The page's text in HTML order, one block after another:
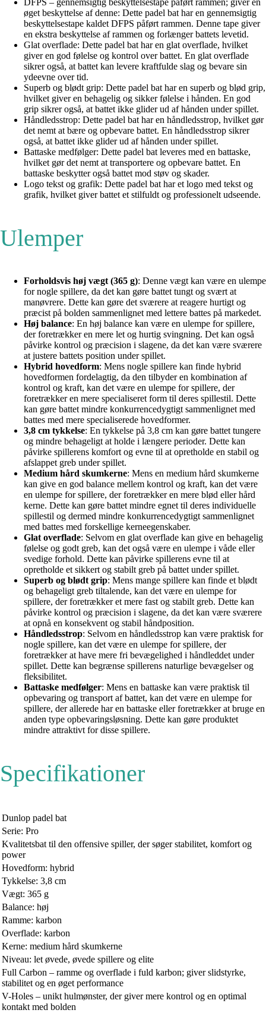
DFPS – gennemsigtig beskyttelsestape påført rammen; giver en
øget beskyttelse af denne: Dette padel bat har en gennemsigtig
beskyttelsestape kaldet DFPS påført rammen. Denne tape giver
en ekstra beskyttelse af rammen og forlænger battets levetid.
Glat overflade: Dette padel bat har en glat overflade, hvilket
giver en god følelse og kontrol over battet. En glat overflade
sikrer også, at battet kan levere kraftfulde slag og bevare sin
ydeevne over tid.
Superb og blødt grip: Dette padel bat har en superb og blød grip,
hvilket giver en behagelig og sikker følelse i hånden. En god
grip sikrer også, at battet ikke glider ud af hånden under spillet.
Håndledsstrop: Dette padel bat har en håndledsstrop, hvilket gør
det nemt at bære og opbevare battet. En håndledsstrop sikrer
også, at battet ikke glider ud af hånden under spillet.
Battaske medfølger: Dette padel bat leveres med en battaske,
hvilket gør det nemt at transportere og opbevare battet. En
battaske beskytter også battet mod støv og skader.
Logo tekst og grafik: Dette padel bat har et logo med tekst og
grafik, hvilket giver battet et stilfuldt og professionelt udseende.
Ulemper
Forholdsvis høj vægt (365 g): Denne vægt kan være en ulempe
for nogle spillere, da det kan gøre battet tungt og svært at
manøvrere. Dette kan gøre det sværere at reagere hurtigt og
præcist på bolden sammenlignet med lettere battes på markedet.
Høj balance: En høj balance kan være en ulempe for spillere,
der foretrækker en mere let og hurtig svingning. Det kan også
påvirke kontrol og præcision i slagene, da det kan være sværere
at justere battets position under spillet.
Hybrid hovedform: Mens nogle spillere kan finde hybrid
hovedformen fordelagtig, da den tilbyder en kombination af
kontrol og kraft, kan det være en ulempe for spillere, der
foretrækker en mere specialiseret form til deres spillestil. Dette
kan gøre battet mindre konkurrencedygtigt sammenlignet med
battes med mere specialiserede hovedformer.
3,8 cm tykkelse: En tykkelse på 3,8 cm kan gøre battet tungere
og mindre behageligt at holde i længere perioder. Dette kan
påvirke spillerens komfort og evne til at opretholde en stabil og
afslappet greb under spillet.
Medium hård skumkerne: Mens en medium hård skumkerne
kan give en god balance mellem kontrol og kraft, kan det være
en ulempe for spillere, der foretrækker en mere blød eller hård
kerne. Dette kan gøre battet mindre egnet til deres individuelle
spillestil og dermed mindre konkurrencedygtigt sammenlignet
med battes med forskellige kerneegenskaber.
Glat overflade: Selvom en glat overflade kan give en behagelig
følelse og godt greb, kan det også være en ulempe i våde eller
svedige forhold. Dette kan påvirke spillerens evne til at
opretholde et sikkert og stabilt greb på battet under spillet.
Superb og blødt grip: Mens mange spillere kan finde et blødt
og behageligt greb tiltalende, kan det være en ulempe for
spillere, der foretrækker et mere fast og stabilt greb. Dette kan
påvirke kontrol og præcision i slagene, da det kan være sværere
at opnå en konsekvent og stabil håndposition.
Håndledsstrop: Selvom en håndledsstrop kan være praktisk for
nogle spillere, kan det være en ulempe for spillere, der
foretrækker at have mere fri bevægelighed i håndleddet under
spillet. Dette kan begrænse spillerens naturlige bevægelser og
fleksibilitet.
Battaske medfølger: Mens en battaske kan være praktisk til
opbevaring og transport af battet, kan det være en ulempe for
spillere, der allerede har en battaske eller foretrækker at bruge en
anden type opbevaringsløsning. Dette kan gøre produktet
mindre attraktivt for disse spillere.
Specifikationer
Dunlop padel bat
Serie: Pro
Kvalitetsbat til den offensive spiller, der søger stabilitet, komfort og
power
Hovedform: hybrid
Tykkelse: 3,8 cm
Vægt: 365 g
Balance: høj
Ramme: karbon
Overflade: karbon
Kerne: medium hård skumkerne
Niveau: let øvede, øvede spillere og elite
Full Carbon – ramme og overflade i fuld karbon; giver slidstyrke,
stabilitet og en øget performance
V-Holes – unikt hulmønster, der giver mere kontrol og en optimal
kontakt med bolden